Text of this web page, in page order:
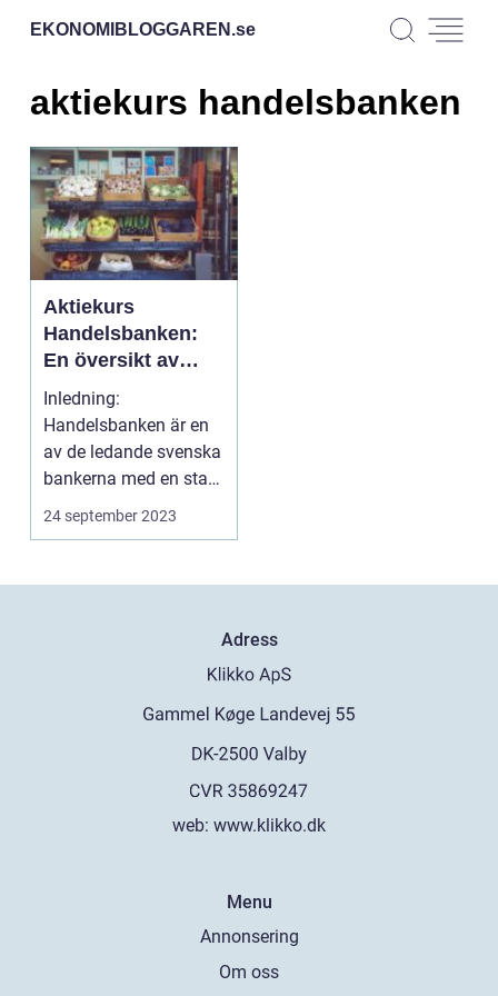
EKONOMIBLOGGAREN.se
aktiekurs handelsbanken
Aktiekurs
Handelsbanken:
En översikt av
Handelsbankens
aktiekurs och dess
olika aspekter
Inledning:
Handelsbanken är en
av de ledande svenska
bankerna med en stark
ställning på den
nordiska...
24 september 2023
Adress
web: www.klikko.dk
Menu
Annonsering
Om oss